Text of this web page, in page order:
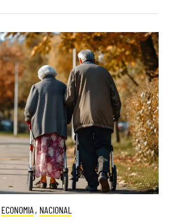
ECONOMIA , NACIONAL